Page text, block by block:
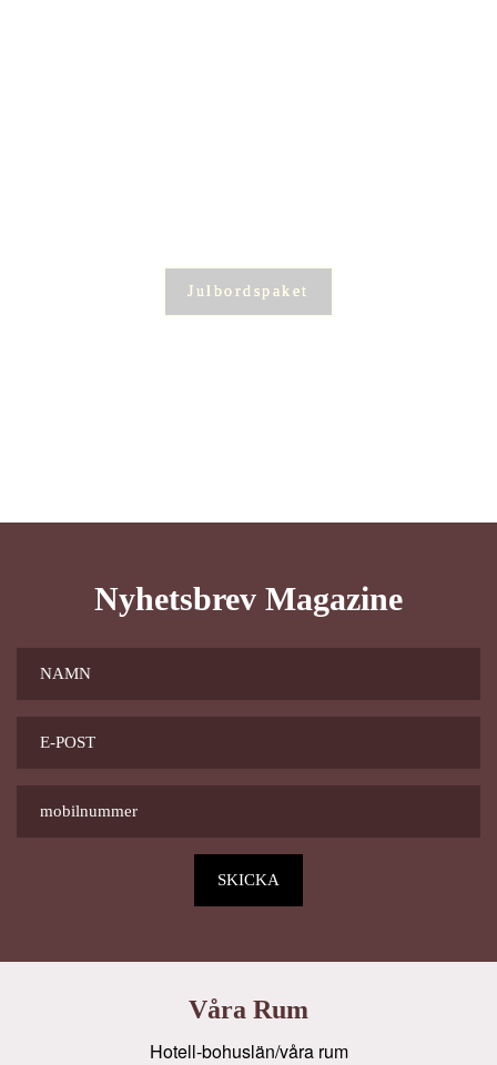
Julbordspaket
Våra Rum
Hotell-bohuslän/våra rum
Nyhetsbrev Magazine